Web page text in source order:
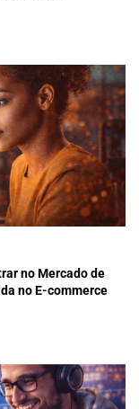
no Mercado de
no E-commerce